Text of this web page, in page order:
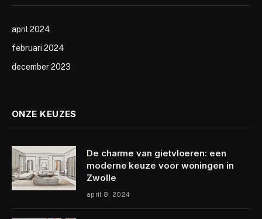
april 2024
februari 2024
december 2023
ONZE KEUZES
De charme van gietvloeren: een
moderne keuze voor woningen in
Zwolle
april 8, 2024